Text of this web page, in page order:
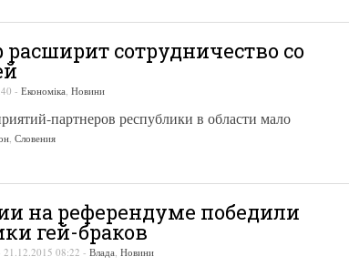
сотрудничество со
- Економіка Новини
партнеров республики в области мало
Словения
на референдуме победили
гей-браков
21.12.2015 08:22 - Влада Новини